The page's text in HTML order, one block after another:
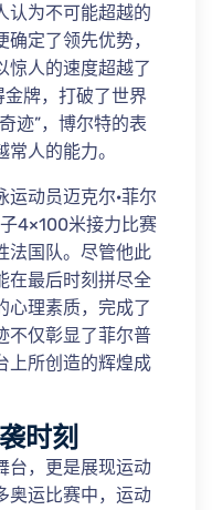
认为不可能超越的
定了领先优势，
惊人的速度超越了
牌，打破了世界
迹”，博尔特的表
人的能力。
运动员迈克尔·菲尔
4×100米接力比赛
法国队。尽管他此
在最后时刻拼尽全
心理素质，完成了
不仅彰显了菲尔普
上所创造的辉煌成
时刻
台，更是展现运动
奥运比赛中，运动